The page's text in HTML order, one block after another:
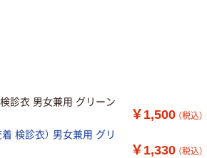
検診衣 男女兼用 グリーン
￥1,500 （税込）
検診衣） 男女兼用 グリ
￥1,330 （税込）